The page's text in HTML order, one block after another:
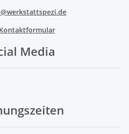
Kontaktformular
Media